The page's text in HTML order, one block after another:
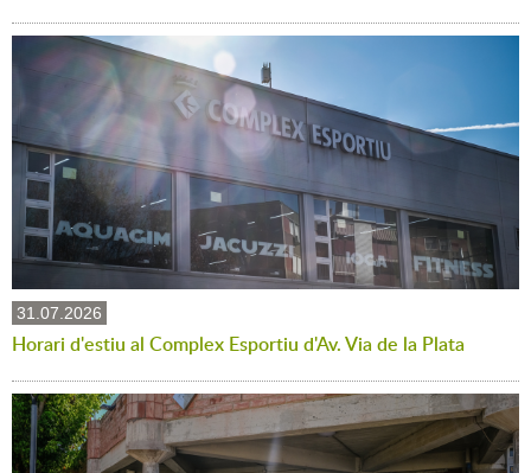
31.07.2026
Horari d'estiu al Complex Esportiu d'Av. Via de la Plata